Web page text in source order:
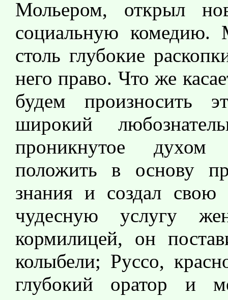
Мольером, открыл
социальную комедию.
столь глубокие
него право. Что же
будем произносить
широкий
проникнутое духом
положить в основу
знания и создал свою
чудесную услугу
кормилицей, он
колыбели; Руссо,
глубокий оратор и